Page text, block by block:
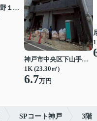
西宮市山口町中野１丁目
神戸市中央区下山手通７丁目
1K (23.30㎡)
6.7万円
SPコート神戸 3階